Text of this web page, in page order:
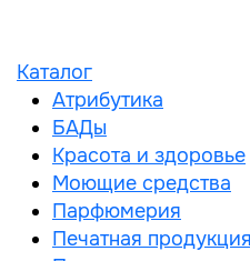
Каталог
Атрибутика
БАДы
Красота и здоровье
Моющие средства
Парфюмерия
Печатная продукция